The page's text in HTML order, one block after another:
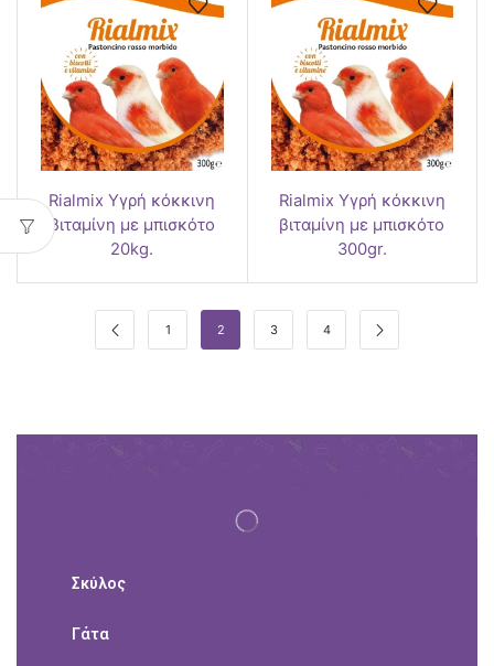
Rialmix Υγρή κόκκινη
βιταμίνη με μπισκότο
20kg.
Rialmix Υγρή κόκκινη
βιταμίνη με μπισκότο
300gr.
1 2 3 4
Σκύλος
Γάτα